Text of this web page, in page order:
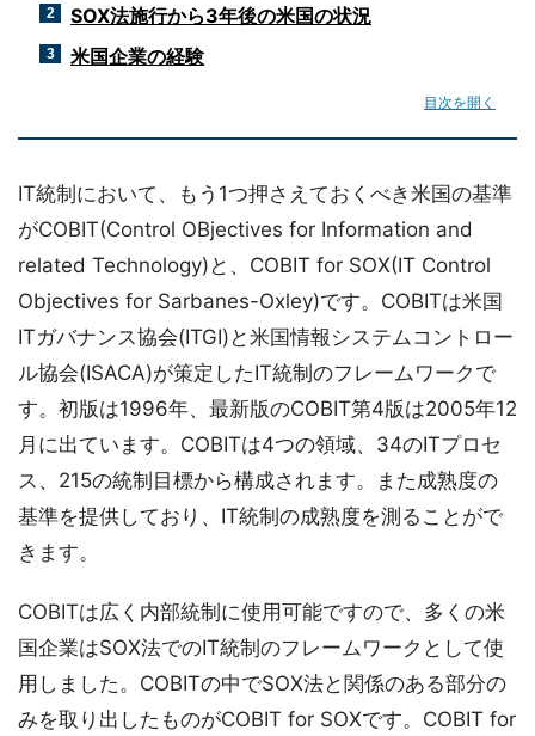
2 SOX法施行から3年後の米国の状況
3 米国企業の経験
目次を開く
IT統制において、もう1つ押さえておくべき米国の基準
がCOBIT(Control OBjectives for Information and
related Technology)と、COBIT for SOX(IT Control
Objectives for Sarbanes-Oxley)です。COBITは米国
ITガバナンス協会(ITGI)と米国情報システムコントロー
ル協会(ISACA)が策定したIT統制のフレームワークで
す。初版は1996年、最新版のCOBIT第4版は2005年12
月に出ています。COBITは4つの領域、34のITプロセ
ス、215の統制目標から構成されます。また成熟度の
基準を提供しており、IT統制の成熟度を測ることがで
きます。
COBITは広く内部統制に使用可能ですので、多くの米
国企業はSOX法でのIT統制のフレームワークとして使
用しました。COBITの中でSOX法と関係のある部分の
みを取り出したものがCOBIT for SOXです。COBIT for